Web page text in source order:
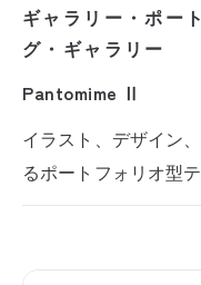
ギャラリー・ポー
グ・ギャラリー
Pantomime Ⅱ
イラスト、デザイン
るポートフォリオ型